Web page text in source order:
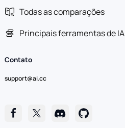
Todas as comparações
Principais ferramentas de IA
Contato
support@ai.cc